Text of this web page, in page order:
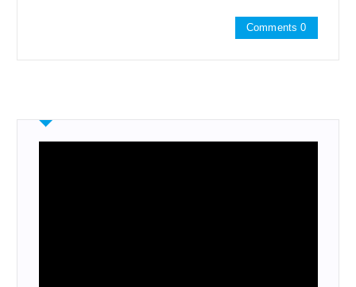
Comments 0